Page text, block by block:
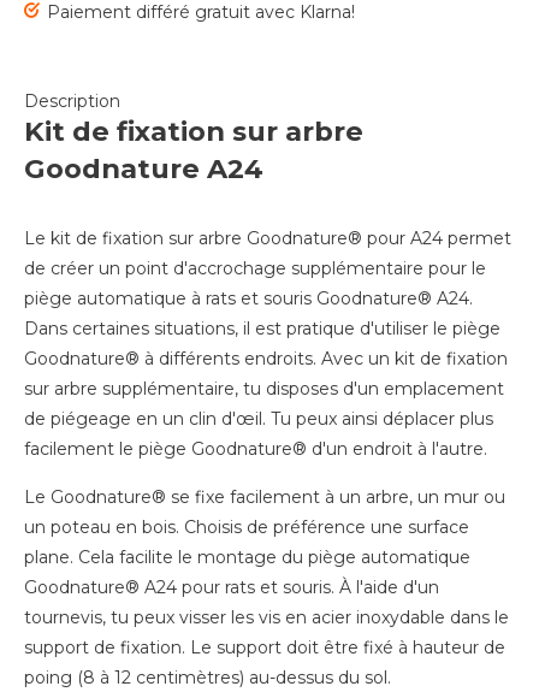
Paiement différé gratuit avec Klarna!
Description
Kit de fixation sur arbre
Goodnature A24
Le kit de fixation sur arbre Goodnature® pour A24 permet
de créer un point d'accrochage supplémentaire pour le
piège automatique à rats et souris Goodnature® A24.
Dans certaines situations, il est pratique d'utiliser le piège
Goodnature® à différents endroits. Avec un kit de fixation
sur arbre supplémentaire, tu disposes d'un emplacement
de piégeage en un clin d'œil. Tu peux ainsi déplacer plus
facilement le piège Goodnature® d'un endroit à l'autre.
Le Goodnature® se fixe facilement à un arbre, un mur ou
un poteau en bois. Choisis de préférence une surface
plane. Cela facilite le montage du piège automatique
Goodnature® A24 pour rats et souris. À l'aide d'un
tournevis, tu peux visser les vis en acier inoxydable dans le
support de fixation. Le support doit être fixé à hauteur de
poing (8 à 12 centimètres) au-dessus du sol.